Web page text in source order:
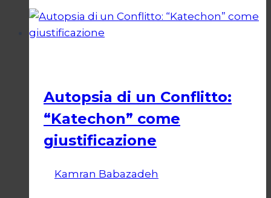
del
Diritto
Autopsia di un Conflitto:
“Katechon” come
giustificazione
Kamran Babazadeh